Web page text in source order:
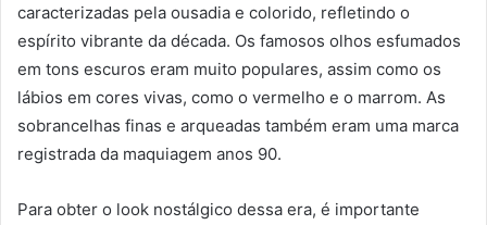
caracterizadas pela ousadia e colorido, refletindo o
espírito vibrante da década. Os famosos olhos esfumados
em tons escuros eram muito populares, assim como os
lábios em cores vivas, como o vermelho e o marrom. As
sobrancelhas finas e arqueadas também eram uma marca
registrada da maquiagem anos 90.
Para obter o look nostálgico dessa era, é importante